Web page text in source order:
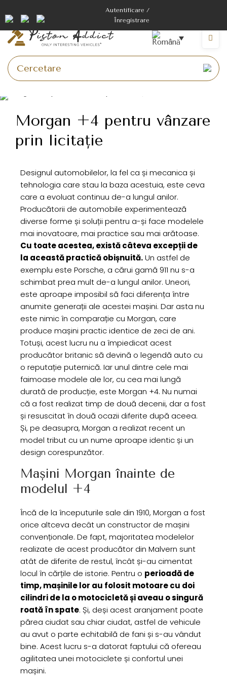
Autentificare /
Înregistrare
Morgan +4 pentru vânzare
prin licitație
Designul automobilelor, la fel ca și mecanica și
tehnologia care stau la baza acestuia, este ceva
care a evoluat continuu de-a lungul anilor.
Producătorii de automobile experimentează
diverse forme și soluții pentru a-și face modelele
mai inovatoare, mai practice sau mai arătoase.
Cu toate acestea, există câteva excepții de
la această practică obișnuită.Un astfel de
exemplu este Porsche, a cărui gamă 911 nu s-a
schimbat prea mult de-a lungul anilor. Uneori,
este aproape imposibil să faci diferența între
anumite generații ale acestei mașini. Dar asta nu
este nimic în comparație cu Morgan, care
produce mașini practic identice de zeci de ani.
Totuși, acest lucru nu a împiedicat acest
producător britanic să devină o legendă auto cu
o reputație puternică. Iar unul dintre cele mai
faimoase modele ale lor, cu cea mai lungă
durată de producție, este Morgan +4. Nu numai
că a fost realizat timp de două decenii, dar a fost
și resuscitat în două ocazii diferite după aceea.
Și, pe deasupra, Morgan a realizat recent un
model tribut cu un nume aproape identic și un
design corespunzător.
Mașini Morgan înainte de
modelul +4
Încă de la începuturile sale din 1910, Morgan a fost
orice altceva decât un constructor de mașini
convenționale. De fapt, majoritatea modelelor
realizate de acest producător din Malvern sunt
atât de diferite de restul, încât și-au cimentat
locul în cărțile de istorie. Pentru o perioadă de
timp, mașinile lor au folosit motoare cu doi
cilindri de la o motocicletă și aveau o singură
roată în spate. Și, deși acest aranjament poate
părea ciudat sau chiar ciudat, astfel de vehicule
au avut o parte echitabilă de fani și s-au vândut
bine. Acest lucru s-a datorat faptului că ofereau
agilitatea unei motociclete și confortul unei
mașini.